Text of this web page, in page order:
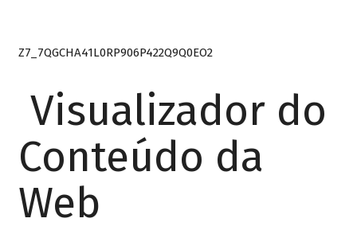
Z7_7QGCHA41L0RP906P422Q9Q0EO2
Visualizador do
Conteúdo da
Web